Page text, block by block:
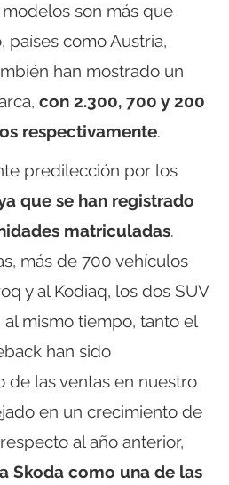
son más que
países como Austria,
han mostrado un
con 2.300, 700 y 200
respectivamente.
predilección por los
que se han registrado
matriculadas.
más de 700 vehículos
y al Kodiaq, los dos SUV
al mismo tiempo, tanto el
han sido
de las ventas en nuestro
en un crecimiento de
al año anterior,
Skoda como una de las